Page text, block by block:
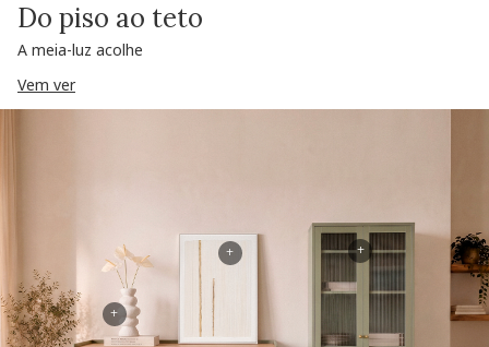
Do piso ao teto
A meia-luz acolhe
Vem ver
+
+
+